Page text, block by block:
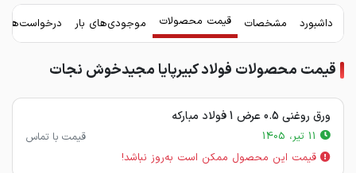
داشبورد مشخصات قیمت محصولات موجودی‌های بار
قیمت محصولات فولاد کبیرپایا مجیدخوش نجات
ورق روغنی 0.5 عرض 1 فولاد مبارکه
قیمت با تماس
قیمت این محصول ممکن است به‌روز نباشد!